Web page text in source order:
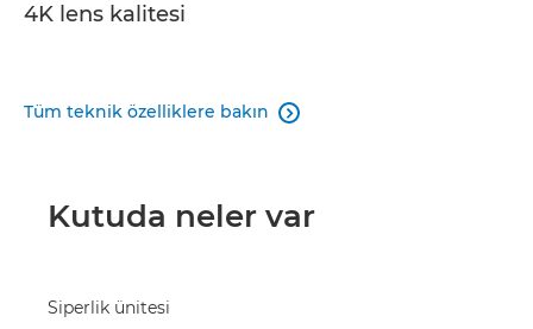
4K lens kalitesi
Tüm teknik özelliklere bakın 
Kutuda neler var
Siperlik ünitesi